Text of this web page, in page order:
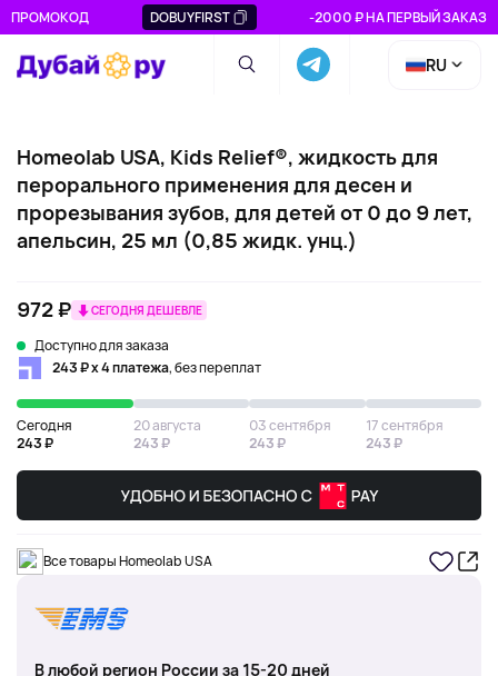
ПРОМОКОД DOBUYFIRST -2000 ₽ НА ПЕРВЫЙ ЗАКАЗ
RU
Homeolab USA, Kids Relief®, жидкость для
перорального применения для десен и
прорезывания зубов, для детей от 0 до 9 лет,
апельсин, 25 мл (0,85 жидк. унц.)
972 ₽ СЕГОДНЯ ДЕШЕВЛЕ
Доступно для заказа
243 ₽ х 4 платежа, без переплат
Сегодня
243 ₽
20 августа
243 ₽
03 сентября
243 ₽
17 сентября
243 ₽
Все товары Homeolab USA
В любой регион России за 15-20 дней